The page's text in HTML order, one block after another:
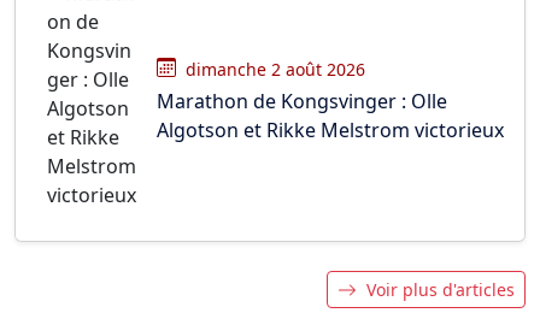
dimanche 2 août 2026
Marathon de Kongsvinger : Olle
Algotson et Rikke Melstrom victorieux
Voir plus d'articles